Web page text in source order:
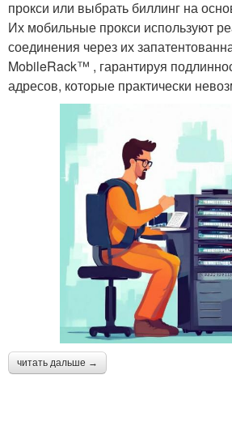
прокси или выбрать биллинг на
Их мобильные прокси используют
соединения через их
MobileRack™ , гарантируя
адресов, которые практически
читать дальше →